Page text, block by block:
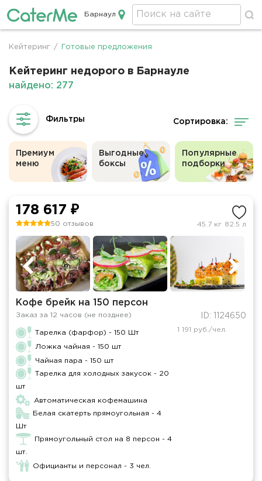
Кейтеринг в Барнауле
Барнаул
Строка
навигации
Кейтеринг / Готовые предложения
Кейтеринг недорого в Барнауле
найдено: 277
Сортировка:
Премиум
меню
Выгодные
боксы
Популярные
подборки
178 617 ₽
50 отзывов 45.7 кг 82.5 л
Кофе брейк на 150 персон
Заказ за 12 часов (не позднее) ID: 1124650
Тарелка (фарфор) - 150 Шт
Ложка чайная - 150 шт
Чайная пара - 150 шт
Тарелка для холодных закусок - 20
шт
Автоматическая кофемашина
Белая скатерть прямоугольная - 4
Шт
Прямоугольный стол на 8 персон - 4
шт.
Официанты и персонал - 3 чел.
1 191 руб./чел.